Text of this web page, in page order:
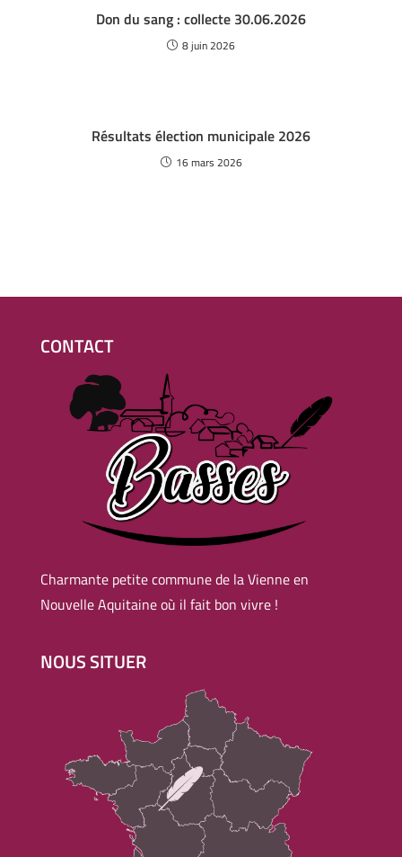
Don du sang : collecte 30.06.2026
8 juin 2026
Résultats élection municipale 2026
16 mars 2026
CONTACT
Charmante petite commune de la Vienne en
Nouvelle Aquitaine où il fait bon vivre !
NOUS SITUER